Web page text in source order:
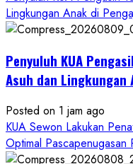
Lingkungan Anak di
Penyuluh KUA
Asuh dan Lingkungan
Posted on 1 jam ago
KUA Sewon Lakukan
Optimal Pascapenugasan